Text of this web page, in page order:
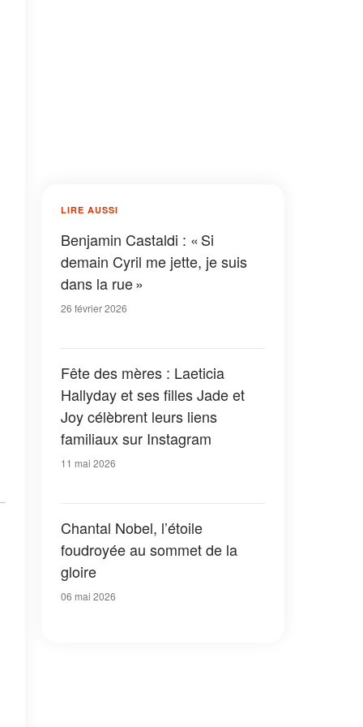
LIRE AUSSI
Benjamin Castaldi : « Si
demain Cyril me jette, je suis
dans la rue »
26 février 2026
Fête des mères : Laeticia
Hallyday et ses filles Jade et
Joy célèbrent leurs liens
familiaux sur Instagram
11 mai 2026
Chantal Nobel, l’étoile
foudroyée au sommet de la
gloire
06 mai 2026